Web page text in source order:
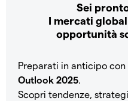
Sei
I mercati
opportunità
Preparati in anticipo con
Outlook 2025.
Scopri tendenze,